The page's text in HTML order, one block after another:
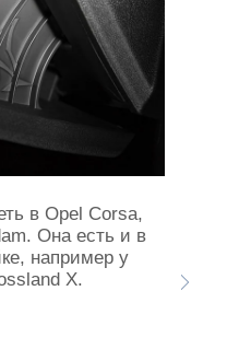
в Opel Corsa,
Она есть и в
например у
X.